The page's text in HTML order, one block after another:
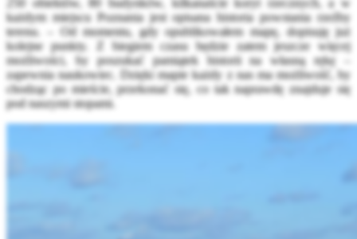
każdym miejscu Poznania jest opisana historia powstania rzeźby
terenu. – Od momentu, gdy opublikowałem mapę, dopisuję już
kolejne punkty. Z biegiem czasu będzie zatem jeszcze więcej
możliwości, by poszukać pamiątek historii na własną rękę –
zapewnia naukowiec. Dzięki mapie każdy z nas ma możliwość, by
chodząc po mieście, przekonać się, co tak naprawdę znajduje się
pod naszymi stopami.